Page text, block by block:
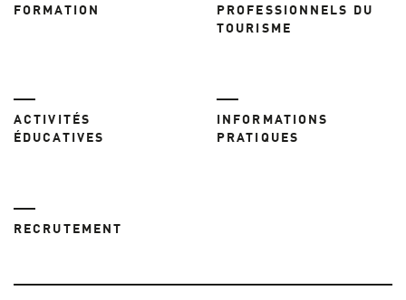
FORMATION
PROFESSIONNELS DU
TOURISME
ACTIVITÉS
ÉDUCATIVES
INFORMATIONS
PRATIQUES
RECRUTEMENT